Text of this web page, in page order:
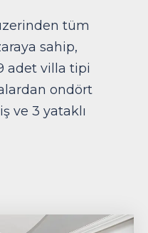
tüm
sahip,
adet villa tipi
ondört
ve 3 yataklı